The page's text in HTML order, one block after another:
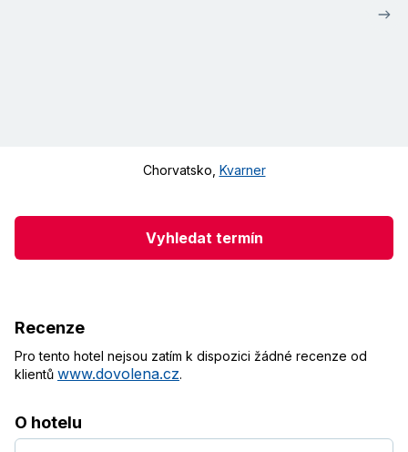
Chorvatsko Kvarner
Vyhledat termín
Recenze
Pro tento hotel nejsou zatím k dispozici žádné recenze od
klientů www.dovolena.cz.
O hotelu